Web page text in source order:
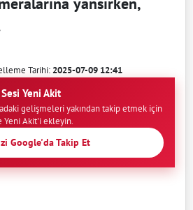
Tarihi:2025-07-09 12:41
Yeni Akit
gelişmeleri yakından takip etmek için
Yeni Akit'i ekleyin.
Google'da Takip Et